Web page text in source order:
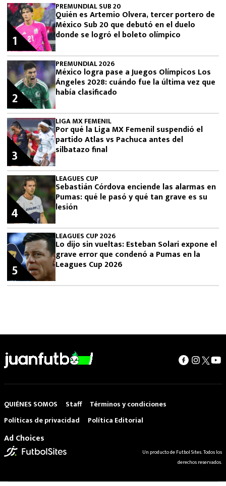
PREMUNDIAL SUB 20
Quién es Artemio Olvera, tercer portero de
México Sub 20 que debutó en el duelo
donde se logró el boleto olímpico
1
PREMUNDIAL 2026
México logra pase a Juegos Olímpicos Los
Ángeles 2028: cuándo fue la última vez que
había clasificado
2
LIGA MX FEMENIL
Por qué la Liga MX Femenil suspendió el
partido Atlas vs Pachuca antes del
silbatazo final
3
LEAGUES CUP
Sebastián Córdova enciende las alarmas en
Pumas: qué le pasó y qué tan grave es su
lesión
4
LEAGUES CUP 2026
Lo dijo sin vueltas: Esteban Solari expone el
grave error que condenó a Pumas en la
Leagues Cup 2026
5
QUIÉNES SOMOS Staff
Términos y condiciones
Políticas de privacidad
Política Editorial
Ad Choices
Un producto de Futbol Sites. Todos los
derechos reservados.